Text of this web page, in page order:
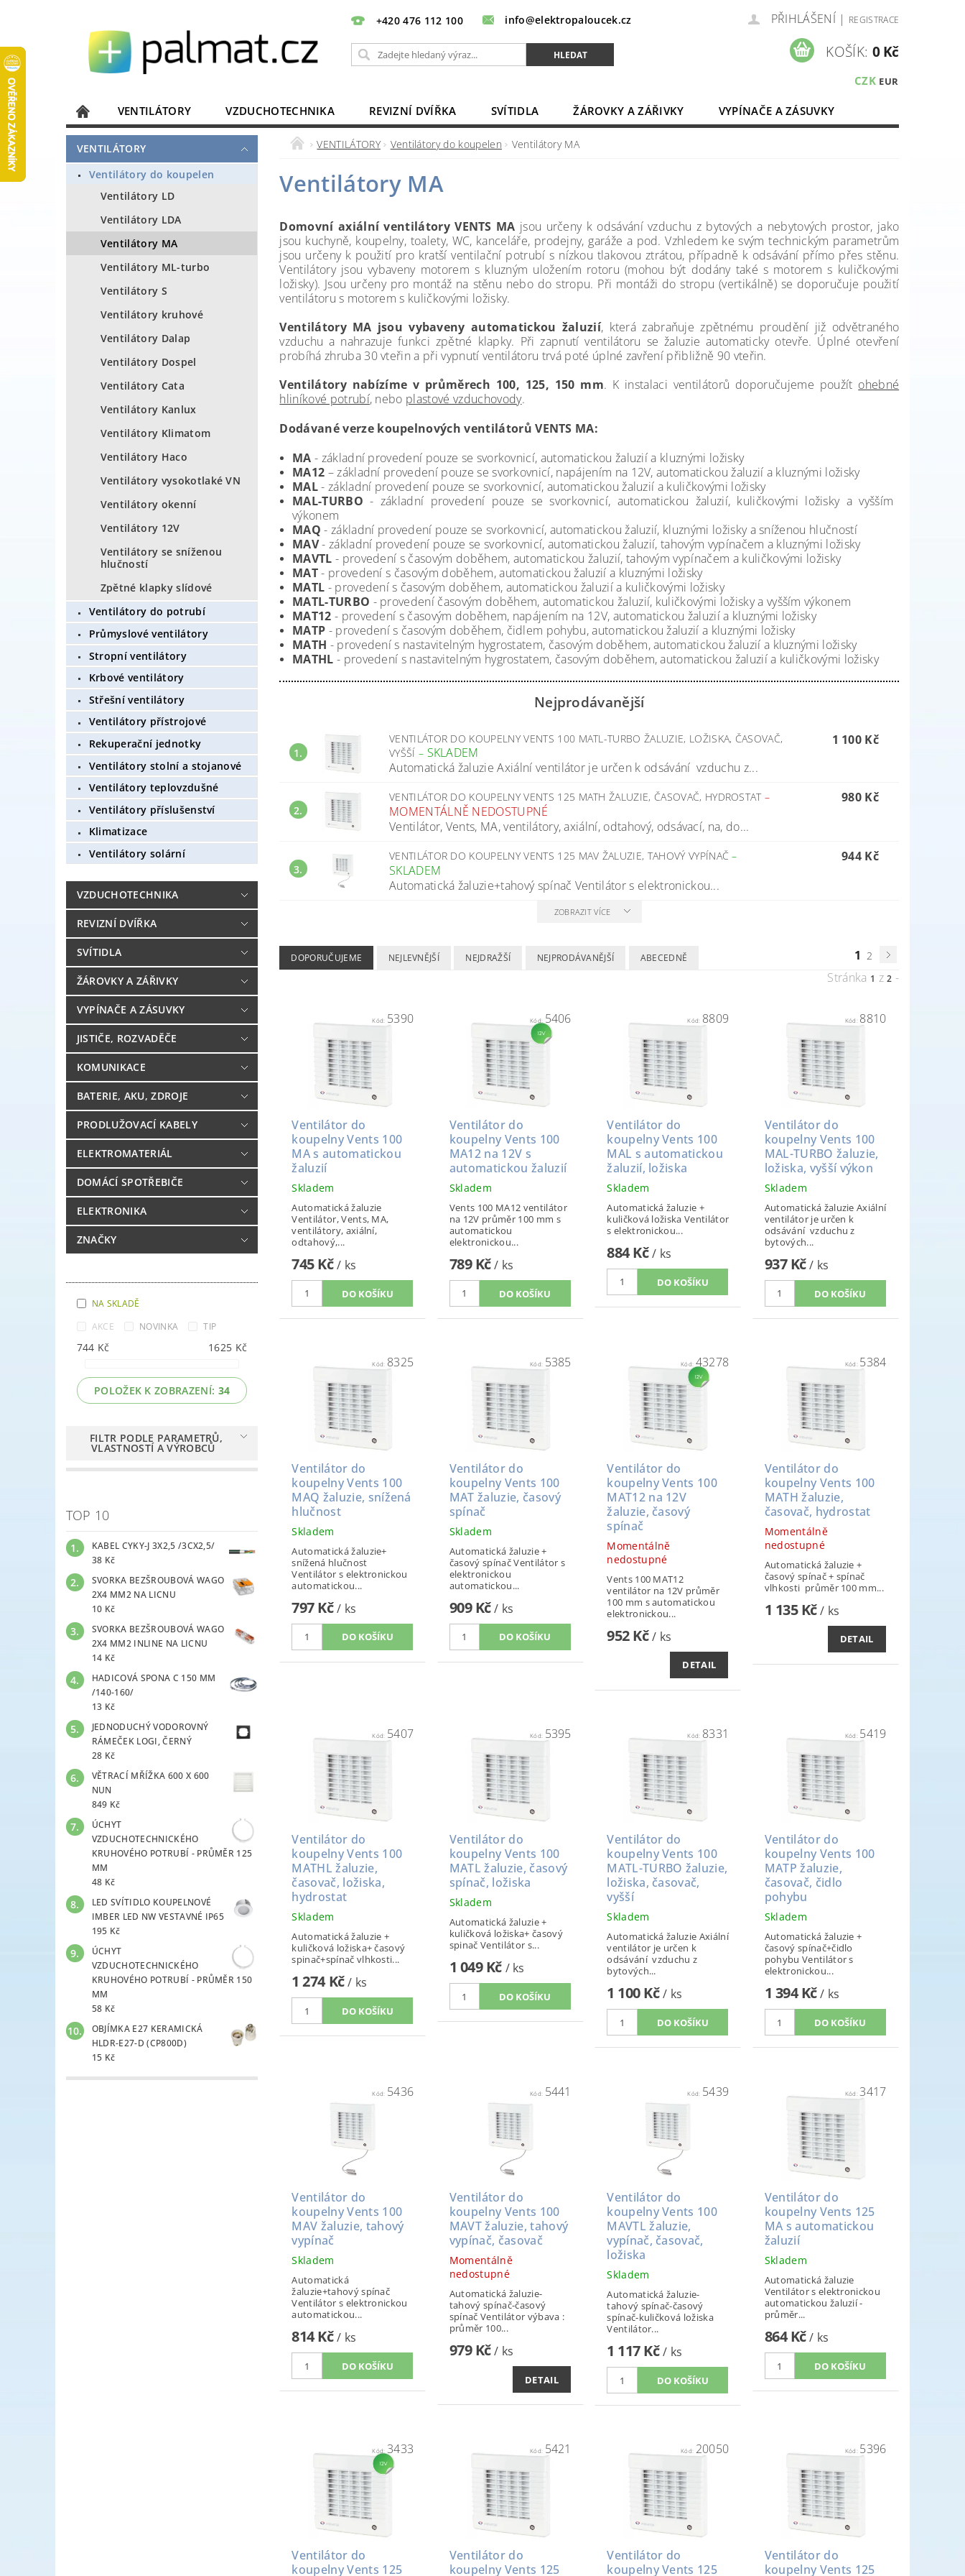
+420 476 112 100 info@elektropaloucek.cz PŘIHLÁŠENÍ | REGISTRACE
CZK EUR
KOŠÍK: 0 Kč
VENTILÁTORY VZDUCHOTECHNIKA REVIZNÍ DVÍŘKA SVÍTIDLA ŽÁROVKY A ZÁŘIVKY
VYPÍNAČE A ZÁSUVKY
JISTIČE, ROZVADĚČE
KOMUNIKACE BATERIE, AKU, ZDROJE
DOMÁCÍ SPOTŘEBIČE
ELEKTRONIKA
VENTILÁTORY
Ventilátory do koupelen
Ventilátory LD
Ventilátory LDA
Ventilátory MA
Ventilátory ML-turbo
Ventilátory S
Ventilátory kruhové
Ventilátory Dalap
Ventilátory Dospel
Ventilátory Cata
Ventilátory Kanlux
Ventilátory Klimatom
Ventilátory Haco
Ventilátory vysokotlaké VN
Ventilátory okenní
Ventilátory 12V
Ventilátory se sníženou
hlučností
Zpětné klapky slídové
Ventilátory do potrubí
Průmyslové ventilátory
Stropní ventilátory
Krbové ventilátory
Střešní ventilátory
Ventilátory přístrojové
Rekuperační jednotky
Ventilátory stolní a stojanové
Ventilátory teplovzdušné
Ventilátory příslušenství
Klimatizace
Ventilátory solární
VZDUCHOTECHNIKA
REVIZNÍ DVÍŘKA
SVÍTIDLA
ŽÁROVKY A ZÁŘIVKY
VYPÍNAČE A ZÁSUVKY
JISTIČE, ROZVADĚČE
KOMUNIKACE
BATERIE, AKU, ZDROJE
PRODLUŽOVACÍ KABELY
ELEKTROMATERIÁL
DOMÁCÍ SPOTŘEBIČE
ELEKTRONIKA
ZNAČKY
NA SKLADĚ
AKCE
NOVINKA TIP
744 Kč 1625 Kč
POLOŽEK K ZOBRAZENÍ: 34
FILTR PODLE PARAMETRŮ,
VLASTNOSTÍ A VÝROBCŮ
TOP 10
KABEL CYKY-J 3X2,5 /3CX2,5/
38 Kč
SVORKA BEZŠROUBOVÁ WAGO
2X4 MM2 NA LICNU
10 Kč
SVORKA BEZŠROUBOVÁ WAGO
2X4 MM2 INLINE NA LICNU
14 Kč
HADICOVÁ SPONA C 150 MM
/140-160/
13 Kč
JEDNODUCHÝ VODOROVNÝ
RÁMEČEK LOGI, ČERNÝ
28 Kč
VĚTRACÍ MŘÍŽKA 600 X 600
NUN
849 Kč
ÚCHYT
VZDUCHOTECHNICKÉHO
KRUHOVÉHO POTRUBÍ - PRŮMĚR 125
MM
48 Kč
LED SVÍTIDLO KOUPELNOVÉ
IMBER LED NW VESTAVNÉ IP65
195 Kč
ÚCHYT
VZDUCHOTECHNICKÉHO
KRUHOVÉHO POTRUBÍ - PRŮMĚR 150
MM
58 Kč
OBJÍMKA E27 KERAMICKÁ
HLDR-E27-D (CP800D)
15 Kč
VENTILÁTORY Ventilátory do koupelen Ventilátory MA
Ventilátory MA
Domovní axiální ventilátory VENTS MA jsou určeny k odsávání vzduchu z bytových a nebytových prostor, jako
jsou kuchyně, koupelny, toalety, WC, kanceláře, prodejny, garáže a pod. Vzhledem ke svým technickým parametrům
jsou určeny k použití pro kratší ventilační potrubí s nízkou tlakovou ztrátou, případně k odsávání přímo přes stěnu.
Ventilátory jsou vybaveny motorem s kluzným uložením rotoru (mohou být dodány také s motorem s kuličkovými
ložisky). Jsou určeny pro montáž na stěnu nebo do stropu. Při montáži do stropu (vertikálně) se doporučuje použití
ventilátoru s motorem s kuličkovými ložisky.
Ventilátory MA jsou vybaveny automatickou žaluzií, která zabraňuje zpětnému proudění již odvětraného
vzduchu a nahrazuje funkci zpětné klapky. Při zapnutí ventilátoru se žaluzie automaticky otevře. Úplné otevření
probíhá zhruba 30 vteřin a při vypnutí ventilátoru trvá poté úplné zavření přibližně 90 vteřin.
Ventilátory nabízíme v průměrech 100, 125, 150 mm. K instalaci ventilátorů doporučujeme použít ohebné
hliníkové potrubí, nebo plastové vzduchovody.
Dodávané verze koupelnových ventilátorů VENTS MA:
MA - základní provedení pouze se svorkovnicí, automatickou žaluzií a kluznými ložisky
MA12 – základní provedení pouze se svorkovnicí, napájením na 12V, automatickou žaluzií a kluznými ložisky
MAL- základní provedení pouze se svorkovnicí, automatickou žaluzií a kuličkovými ložisky
MAL-TURBO- základní provedení pouze se svorkovnicí, automatickou žaluzií, kuličkovými ložisky a vyšším
výkonem
MAQ - základní provedení pouze se svorkovnicí, automatickou žaluzií, kluznými ložisky a sníženou hlučností
MAV- základní provedení pouze se svorkovnicí, automatickou žaluzií, tahovým vypínačem a kluznými ložisky
MAVTL - provedení s časovým doběhem, automatickou žaluzií, tahovým vypínačem a kuličkovými ložisky
MAT- provedení s časovým doběhem, automatickou žaluzií a kluznými ložisky
MATL - provedení s časovým doběhem, automatickou žaluzií a kuličkovými ložisky
MATL-TURBO - provedení časovým doběhem, automatickou žaluzií, kuličkovými ložisky a vyšším výkonem
MAT12 - provedení s časovým doběhem, napájením na 12V, automatickou žaluzií a kluznými ložisky
MATP - provedení s časovým doběhem, čidlem pohybu, automatickou žaluzií a kluznými ložisky
MATH - provedení s nastavitelným hygrostatem, časovým doběhem, automatickou žaluzií a kluznými ložisky
MATHL - provedení s nastavitelným hygrostatem, časovým doběhem, automatickou žaluzií a kuličkovými ložisky
Nejprodávanější
1.
VENTILÁTOR DO KOUPELNY VENTS 100 MATL-TURBO ŽALUZIE, LOŽISKA, ČASOVAČ,
VYŠŠÍ – SKLADEM
Automatická žaluzie Axiální ventilátor je určen k odsávání vzduchu z...
1 100 Kč
2.
VENTILÁTOR DO KOUPELNY VENTS 125 MATH ŽALUZIE, ČASOVAČ, HYDROSTAT–
MOMENTÁLNĚ NEDOSTUPNÉ
Ventilátor, Vents, MA, ventilátory, axiální, odtahový, odsávací, na, do...
980 Kč
3.
VENTILÁTOR DO KOUPELNY VENTS 125 MAV ŽALUZIE, TAHOVÝ VYPÍNAČ–
SKLADEM
Automatická žaluzie+tahový spínač Ventilátor s elektronickou...
944 Kč
ZOBRAZIT VÍCE
DOPORUČUJEME NEJLEVNĚJŠÍ NEJDRAŽŠÍ NEJPRODÁVANĚJŠÍ ABECEDNĚ 1 2
Stránka 1 z2 -
Kód: 5390
Ventilátor do
koupelny Vents 100
MA s automatickou
žaluzií
Skladem
Automatická žaluzie
Ventilátor, Vents, MA,
ventilátory, axiální,
odtahový,...
745 Kč/ ks
Kód: 5406
Ventilátor do
koupelny Vents 100
MA12 na 12V s
automatickou žaluzií
Skladem
Vents 100 MA12 ventilátor
na 12V průměr 100 mm s
automatickou
elektronickou...
789 Kč/ ks
Kód: 8809
Ventilátor do
koupelny Vents 100
MAL s automatickou
žaluzií, ložiska
Skladem
Automatická žaluzie +
kuličková ložiska Ventilátor
s elektronickou...
884 Kč/ ks
Kód: 8810
Ventilátor do
koupelny Vents 100
MAL-TURBO žaluzie,
ložiska, vyšší výkon
Skladem
Automatická žaluzie Axiální
ventilátor je určen k
odsávání vzduchu z
bytových...
937 Kč/ ks
Kód: 8325
Ventilátor do
koupelny Vents 100
MAQ žaluzie, snížená
hlučnost
Skladem
Automatická žaluzie+
snížená hlučnost
Ventilátor s elektronickou
automatickou...
797 Kč/ ks
Kód: 5385
Ventilátor do
koupelny Vents 100
MAT žaluzie, časový
spínač
Skladem
Automatická žaluzie +
časový spínač Ventilátor s
elektronickou
automatickou...
909 Kč/ ks
Kód: 43278
Ventilátor do
koupelny Vents 100
MAT12 na 12V
žaluzie, časový
spínač
Momentálně
nedostupné
Vents 100 MAT12
ventilátor na 12V průměr
100 mm s automatickou
elektronickou...
952 Kč/ ks
DETAIL
Kód: 5384
Ventilátor do
koupelny Vents 100
MATH žaluzie,
časovač, hydrostat
Momentálně
nedostupné
Automatická žaluzie +
časový spínač + spínač
vlhkosti průměr 100 mm...
1 135 Kč/ ks
DETAIL
Kód: 5407
Ventilátor do
koupelny Vents 100
MATHL žaluzie,
časovač, ložiska,
hydrostat
Skladem
Automatická žaluzie +
kuličková ložiska+ časový
spinač+spínač vlhkosti...
1 274 Kč/ ks
Kód: 5395
Ventilátor do
koupelny Vents 100
MATL žaluzie, časový
spínač, ložiska
Skladem
Automatická žaluzie +
kuličková ložiska+ časový
spinač Ventilátor s...
1 049 Kč / ks
Kód: 8331
Ventilátor do
koupelny Vents 100
MATL-TURBO žaluzie,
ložiska, časovač,
vyšší
Skladem
Automatická žaluzie Axiální
ventilátor je určen k
odsávání vzduchu z
bytových...
1 100 Kč/ ks
Kód: 5419
Ventilátor do
koupelny Vents 100
MATP žaluzie,
časovač, čidlo
pohybu
Skladem
Automatická žaluzie +
časový spínač+čidlo
pohybu Ventilátor s
elektronickou...
1 394 Kč/ ks
Kód: 5436
Ventilátor do
koupelny Vents 100
MAV žaluzie, tahový
vypínač
Skladem
Automatická
žaluzie+tahový spínač
Ventilátor s elektronickou
automatickou...
814 Kč/ ks
Kód: 5441
Ventilátor do
koupelny Vents 100
MAVT žaluzie, tahový
vypínač, časovač
Momentálně
nedostupné
Automatická žaluzie-
tahový spínač-časový
spínač Ventilátor výbava :
průměr 100...
979 Kč/ ks
DETAIL
Kód: 5439
Ventilátor do
koupelny Vents 100
MAVTL žaluzie,
vypínač, časovač,
ložiska
Skladem
Automatická žaluzie-
tahový spínač-časový
spínač-kuličková ložiska
Ventilátor...
1 117 Kč/ ks
Kód: 3417
Ventilátor do
koupelny Vents 125
MA s automatickou
žaluzií
Skladem
Automatická žaluzie
Ventilátor s elektronickou
automatickou žaluzií -
průměr...
864 Kč/ ks
Kód: 3433
Ventilátor do
koupelny Vents 125
Kód: 5421
Ventilátor do
koupelny Vents 125
Kód: 20050
Ventilátor do
koupelny Vents 125
Kód: 5396
Ventilátor do
koupelny Vents 125